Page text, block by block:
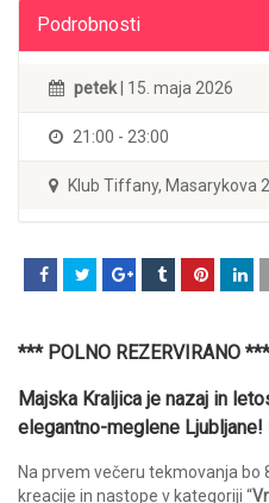
Podrobnosti
petek | 15. maja 2026
21:00 - 23:00
Klub Tiffany, Masarykova
*** POLNO REZERVIRANO ***
Majska Kraljica je nazaj in
elegantno-meglene Ljubljane!
Na prvem večeru tekmovanja
kreacije in nastope v kategoriji “